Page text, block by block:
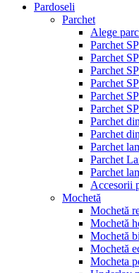
Pardoseli
Parchet
Alege
Parchet
Parchet
Parchet
Parchet
Parchet
Parchet
Parchet
Parchet
Parchet
Parchet
Parchet
Accesorii
Mochetă
Mochetă
Mochetă
Mochetă
Mochetă
Mocheta